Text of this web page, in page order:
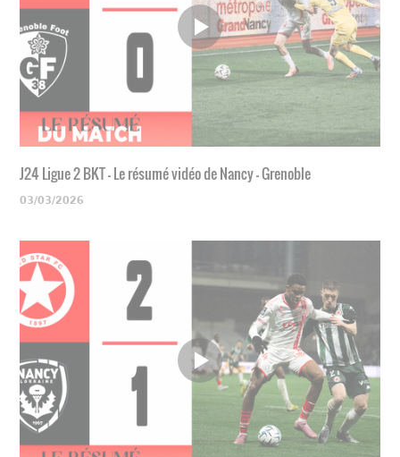
J24 Ligue 2 BKT - Le résumé vidéo de Nancy - Grenoble
03/03/2026